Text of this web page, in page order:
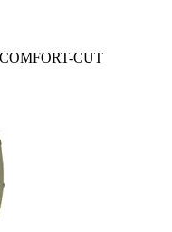
COMFORT-CUT